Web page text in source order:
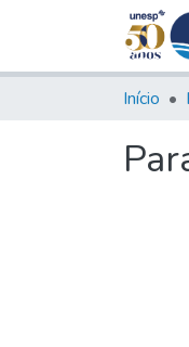
Início